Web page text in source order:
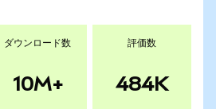
ダウンロード数
10M+
評価数
484K